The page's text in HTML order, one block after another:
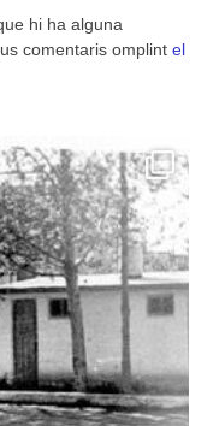
hi ha alguna
comentaris omplint el